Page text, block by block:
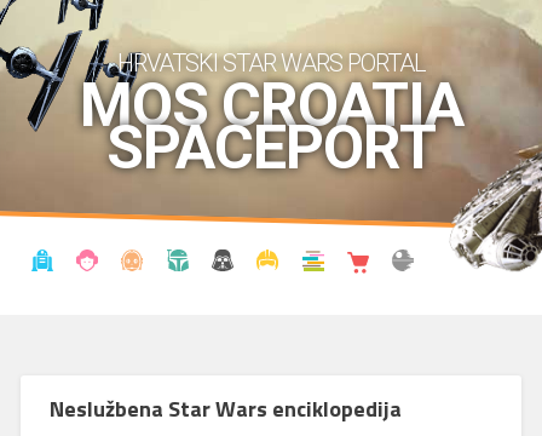
HRVATSKI STAR WARS PORTAL
MOS CROATIA
SPACEPORT
Neslužbena Star Wars enciklopedija